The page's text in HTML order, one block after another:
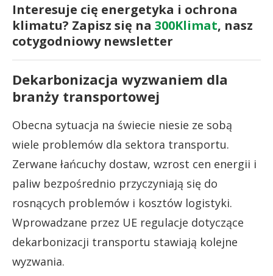
Interesuje cię energetyka i ochrona
klimatu? Zapisz się na 300Klimat, nasz
cotygodniowy newsletter
Dekarbonizacja wyzwaniem dla
branży transportowej
Obecna sytuacja na świecie niesie ze sobą
wiele problemów dla sektora transportu.
Zerwane łańcuchy dostaw, wzrost cen energii i
paliw bezpośrednio przyczyniają się do
rosnących problemów i kosztów logistyki.
Wprowadzane przez UE regulacje dotyczące
dekarbonizacji transportu stawiają kolejne
wyzwania.